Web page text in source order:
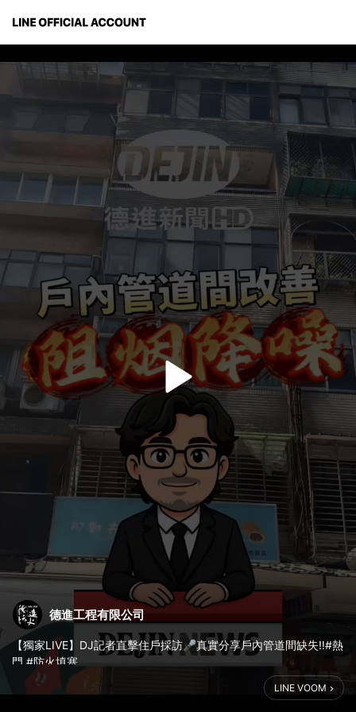
德進工程有限公司
【獨家LIVE】DJ記者直擊住戶採訪🎤真實分享戶內管道間缺失‼️#熱
門 #防火填塞
LINE VOOM